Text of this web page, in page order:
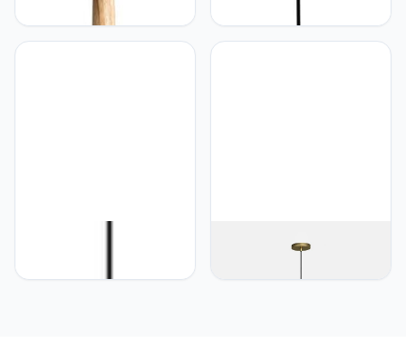
Moderne Hanglamp
Groene Metalen
Hanglamp Houten
Groene Mini Hanglamp 1
Licht Verstelbare Plafond
Lineaire Hanglamp
JUJNE Hanglamp Zwarte